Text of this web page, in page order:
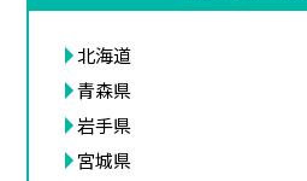
北海道
青森県
岩手県
宮城県